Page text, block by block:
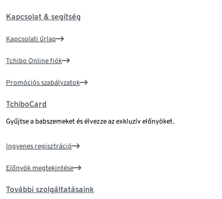
Kapcsolat & segítség
Kapcsolati űrlap
Tchibo Online fiók
Promóciós szabályzatok
TchiboCard
Gyűjtse a babszemeket és élvezze az exkluzív előnyöket.
Ingyenes regisztráció
Előnyök megtekintése
További szolgáltatásaink